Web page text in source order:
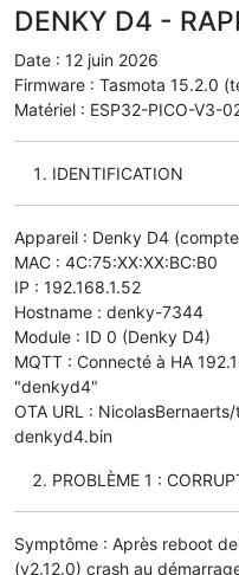
DENKY D4 -
Date : 12 juin 2026
Firmware : Tasmota 15.2.0
Matériel : ESP32-PICO-V3-
IDENTIFICATION
Appareil : Denky D4
MAC : 4C:75:XX:XX:BC:B0
IP : 192.168.1.52
Hostname : denky-7344
Module : ID 0 (Denky D4)
MQTT : Connecté à HA
"denkyd4"
OTA URL :
denkyd4.bin
PROBLÈME 1 :
Symptôme : Après reboot
(v2.12.0) crash au